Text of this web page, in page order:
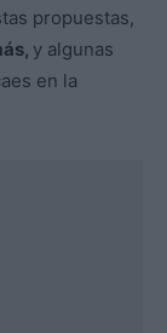
propuestas,
y algunas
en la